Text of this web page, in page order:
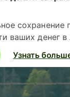
сохранение
ваших денег
Узнать